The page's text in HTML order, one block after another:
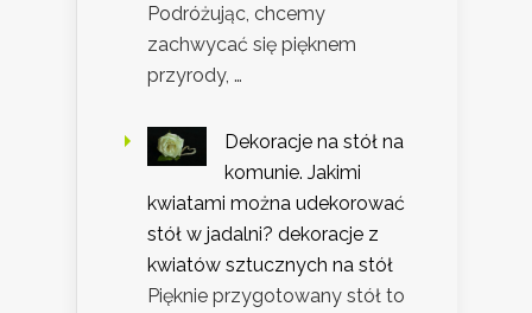
Podróżując, chcemy
zachwycać się pięknem
przyrody, …
Dekoracje na stół na
komunie. Jakimi
kwiatami można udekorować
stół w jadalni? dekoracje z
kwiatów sztucznych na stół
Pięknie przygotowany stół to